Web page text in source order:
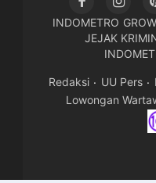
INDOMETRO
JEJAK
Redaksi UU Pers
Lowongan